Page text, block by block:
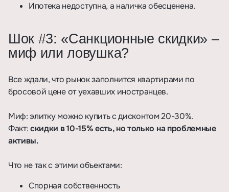
Ипотека недоступна, а наличка обесценена.
Шок #3: «Санкционные скидки» –
миф или ловушка?
Все ждали, что рынок заполнится квартирами по
бросовой цене от уехавших иностранцев.
Миф: элитку можно купить с дисконтом 20-30%.
Факт:скидки в 10-15% есть, но только на проблемные
активы.
Что не так с этими объектами:
Спорная собственность